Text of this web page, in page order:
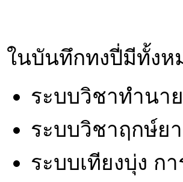
ในบันทึกทงปี่มีทั้งห
ระบบวิชาทำนา
ระบบวิชาฤกษ์ย
ระบบเทียงบุ่ง ก